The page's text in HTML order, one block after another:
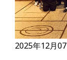
2025年12月